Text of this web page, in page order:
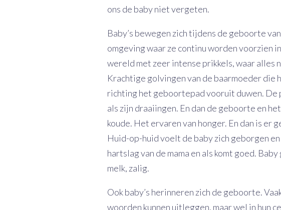
ons de baby niet vergeten.
Baby’s bewegen zich tijdens de geboorte
omgeving waar ze continu worden voorzien
wereld met zeer intense prikkels, waar alles
Krachtige golvingen van de baarmoeder die
richting het geboortepad vooruit duwen. De
als zijn draaiingen. En dan de geboorte en
koude. Het ervaren van honger. En dan is er
Huid-op-huid voelt de baby zich geborgen
hartslag van de mama en als komt goed.
melk, zalig.
Ook baby’s herinneren zich de geboorte.
woorden kunnen uitleggen, maar wel in hun